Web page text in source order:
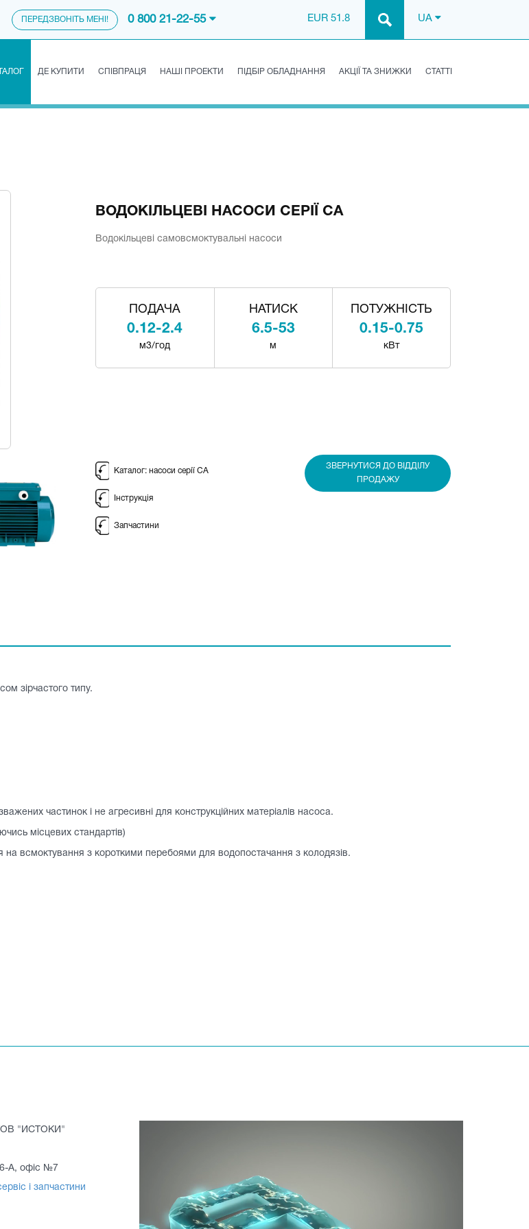
ПЕРЕДЗВОНІТЬ МЕНІ! 0 800 21-22-55 EUR 51.8 UA
ДЕ КУПИТИ СПІВПРАЦЯ НАШІ ПРОЕКТИ ПІДБІР ОБЛАДНАННЯ АКЦІЇ ТА ЗНИЖКИ СТАТТІ
ВОДОКІЛЬЦЕВІ НАСОСИ СЕРІЇ CA
Водокільцеві самовсмоктувальні насоси
ПОДАЧА
0.12-2.4
м3/год
НАТИСК
6.5-53
м
ПОТУЖНІСТЬ
0.15-0.75
кВт
Каталог: насоси серії CA
Інструкція
Запчастини
ЗВЕРНУТИСЯ ДО ВІДДІЛУ
ПРОДАЖУ
зірчастого типу.
частинок і не агресивні для конструкційних матеріалів насоса.
місцевих стандартів)
на всмоктування з короткими перебоями для водопостачання з колодязів.
ТОВ "ИСТОКИ"
6-А, офіс №7
і запчастини